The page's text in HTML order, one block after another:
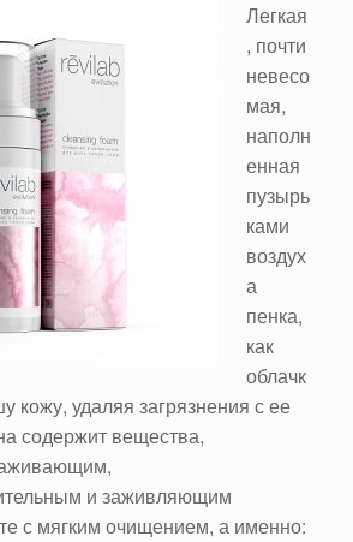
Легкая
, почти
невесо
мая,
наполн
енная
пузырь
ками
воздух
а
пенка,
как
облачк
кожу, удаляя загрязнения с ее
содержит вещества,
и заживляющим
с мягким очищением, а именно: